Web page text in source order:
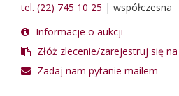
tel. (22) 745 10 25 | współczesna
Informacje o aukcji
Złóż zlecenie/zarejestruj się
Zadaj nam pytanie mailem